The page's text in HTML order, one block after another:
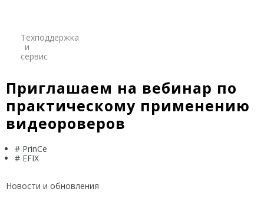
Spectra Precision
Аксессуары
Агро
САУ
Системы на грейдеры
Системы на бульдозеры
Техподдержка
и
сервис
Приглашаем на вебинар по
практическому применению
видеороверов
# PrinCe
# EFIX
Новости и обновления